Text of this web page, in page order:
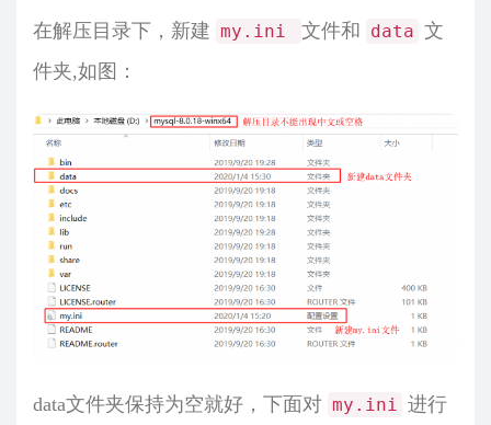
在解压目录下，新建 my.ini 文件和 data 文
件夹,如图：
data文件夹保持为空就好，下面对 my.ini
进行